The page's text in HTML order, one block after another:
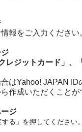
報をご入力ください
クレジットカード」、
はYahoo! JAPAN
作成いただくことが
ジ
る」を押してください。